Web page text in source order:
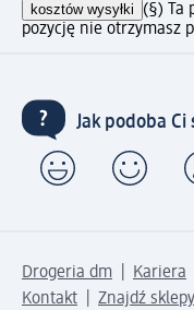
kosztów wysyłki (§) Ta
pozycję nie otrzymasz
Jak podoba Ci
Drogeria dm Kariera
Kontakt
Znajdź